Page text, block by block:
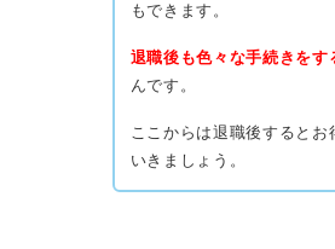
もできます。
退職後も色々な手続きをす
んです。
ここからは退職後するとお
いきましょう。